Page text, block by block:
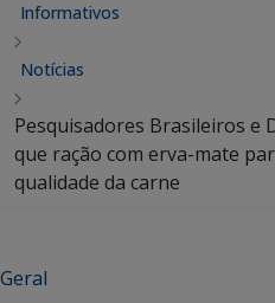
Informativos
Notícias
Pesquisadores Brasileiros e
que ração com erva-mate
qualidade da carne
Geral